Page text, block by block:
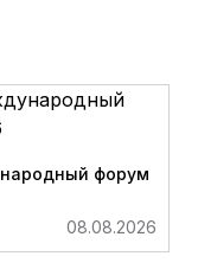
форум
08.08.2026